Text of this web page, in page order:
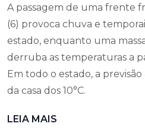
A passagem de uma frente
(6) provoca chuva e
estado, enquanto uma
derruba as temperaturas a
Em todo o estado, a
da casa dos 10°C.
LEIA MAIS